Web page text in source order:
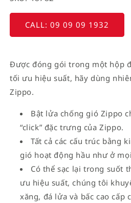
CALL: 09 09 09 1932
Được đóng gói trong một hộp
tối ưu hiệu suất, hãy dùng
Zippo.
Bật lửa chống gió Zippo
“click” đặc trưng của Zippo.
Tất cả các cấu trúc bằng
gió hoạt động hầu như ở
Có thể sạc lại trong suốt
ưu hiệu suất, chúng tôi
xăng, đá lửa và bấc cao cấp